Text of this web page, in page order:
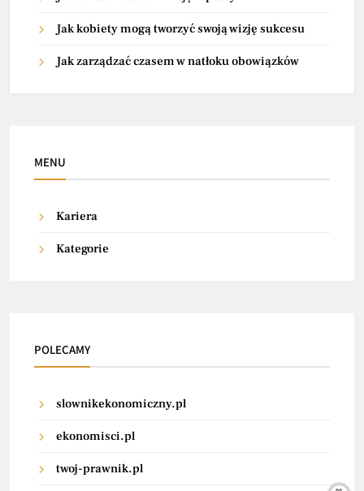
Jak kobiety mogą tworzyć swoją wizję sukcesu
Jak zarządzać czasem w natłoku obowiązków
MENU
Kariera
Kategorie
POLECAMY
slownikekonomiczny.pl
ekonomisci.pl
twoj-prawnik.pl